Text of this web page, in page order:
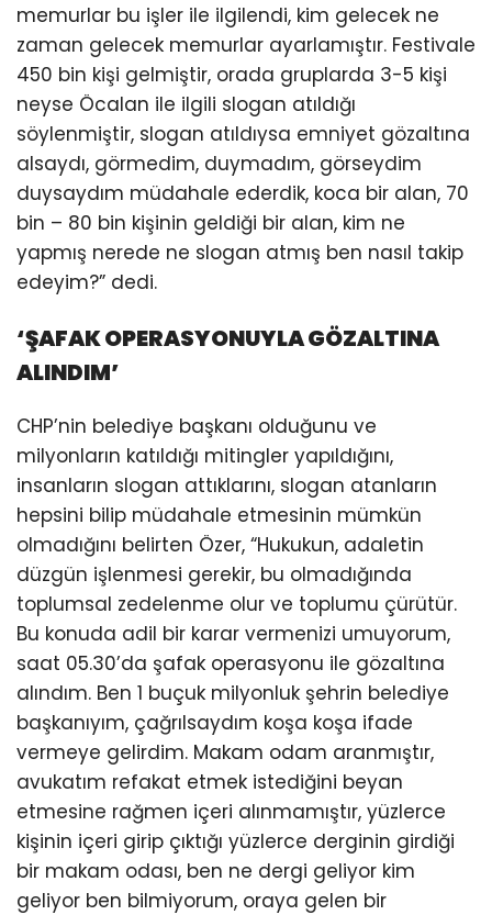
memurlar bu işler ile ilgilendi, kim gelecek ne
zaman gelecek memurlar ayarlamıştır. Festivale
450 bin kişi gelmiştir, orada gruplarda 3-5 kişi
neyse Öcalan ile ilgili slogan atıldığı
söylenmiştir, slogan atıldıysa emniyet gözaltına
alsaydı, görmedim, duymadım, görseydim
duysaydım müdahale ederdik, koca bir alan, 70
bin – 80 bin kişinin geldiği bir alan, kim ne
yapmış nerede ne slogan atmış ben nasıl takip
edeyim?” dedi.
‘ŞAFAK OPERASYONUYLA GÖZALTINA
ALINDIM’
CHP’nin belediye başkanı olduğunu ve
milyonların katıldığı mitingler yapıldığını,
insanların slogan attıklarını, slogan atanların
hepsini bilip müdahale etmesinin mümkün
olmadığını belirten Özer, “Hukukun, adaletin
düzgün işlenmesi gerekir, bu olmadığında
toplumsal zedelenme olur ve toplumu çürütür.
Bu konuda adil bir karar vermenizi umuyorum,
saat 05.30’da şafak operasyonu ile gözaltına
alındım. Ben 1 buçuk milyonluk şehrin belediye
başkanıyım, çağrılsaydım koşa koşa ifade
vermeye gelirdim. Makam odam aranmıştır,
avukatım refakat etmek istediğini beyan
etmesine rağmen içeri alınmamıştır, yüzlerce
kişinin içeri girip çıktığı yüzlerce derginin girdiği
bir makam odası, ben ne dergi geliyor kim
geliyor ben bilmiyorum, oraya gelen bir